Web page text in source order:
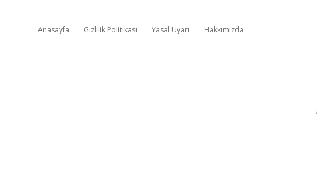
Anasayfa Gizlilik Politikası Yasal Uyarı Hakkımızda